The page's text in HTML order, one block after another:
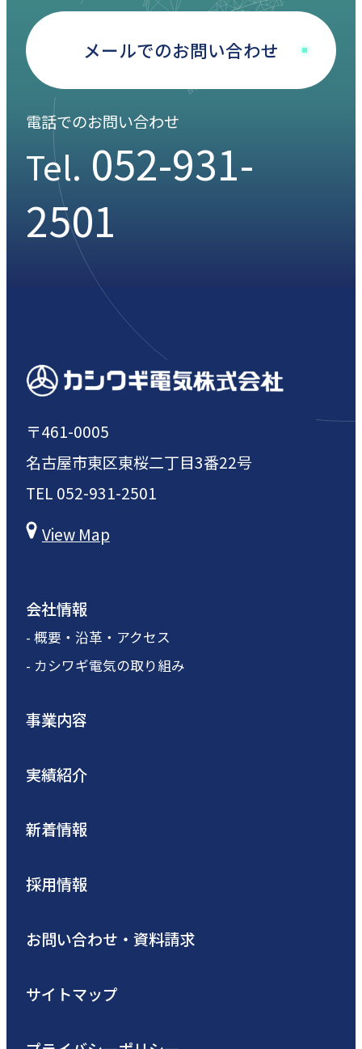
メールでのお問い合わせ
電話でのお問い合わせ
Tel. 052-931-
2501
〒461-0005
名古屋市東区東桜二丁目3番22号
TEL 052-931-2501
View Map
会社情報
- 概要・沿革・アクセス
- カシワギ電気の取り組み
事業内容
実績紹介
新着情報
採用情報
お問い合わせ・資料請求
サイトマップ